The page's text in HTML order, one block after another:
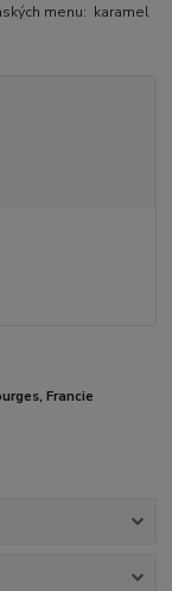
menu: karamel
Francie